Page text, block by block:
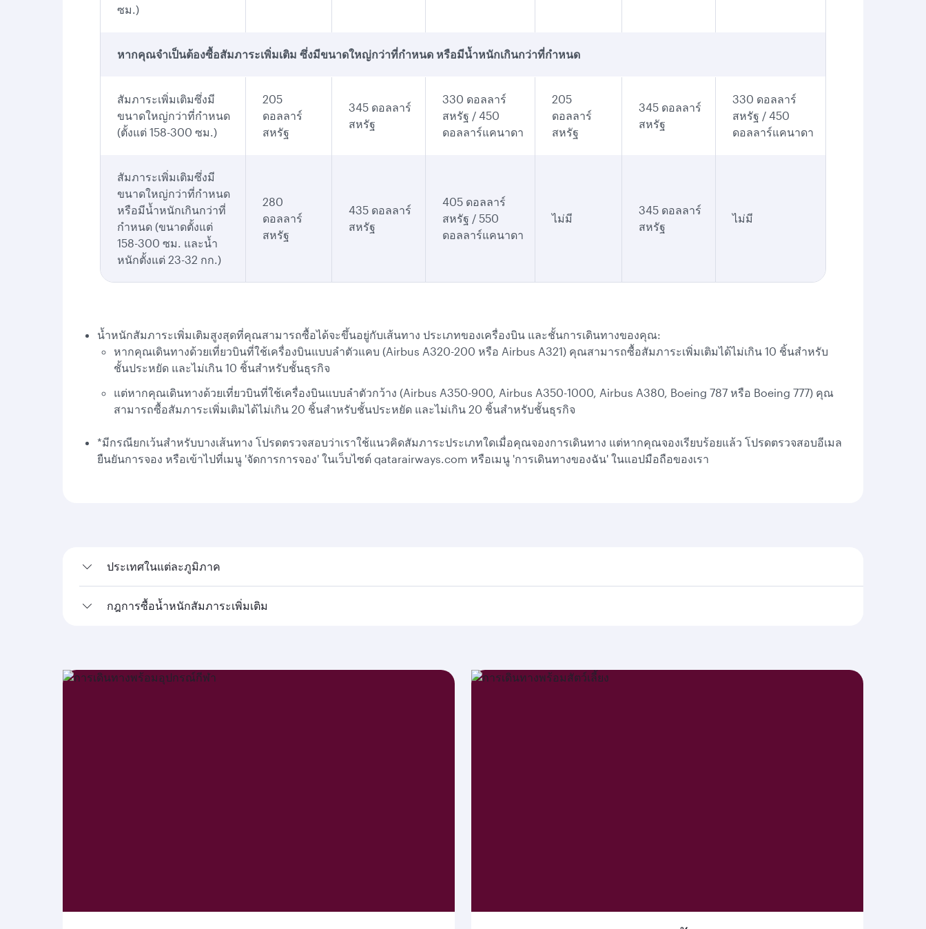
ซม.)
หากคุณจำเป็นต้องซื้อสัมภาระเพิ่มเติม ซึ่งมีขนาดใหญ่กว่าที่กำหนด หรือมีน้ำหนักเกินกว่าที่กำหนด
สัมภาระเพิ่มเติมซึ่งมี
ขนาดใหญ่กว่าที่กำหนด
(ตั้งแต่ 158-300 ซม.)
205
ดอลลาร์
สหรัฐ
345 ดอลลาร์
สหรัฐ
330 ดอลลาร์
สหรัฐ / 450
ดอลลาร์แคนาดา
205
ดอลลาร์
สหรัฐ
345 ดอลลาร์
สหรัฐ
330 ดอลลาร์
สหรัฐ / 450
ดอลลาร์แคนาดา
สัมภาระเพิ่มเติมซึ่งมี
ขนาดใหญ่กว่าที่กำหนด
หรือมีน้ำหนักเกินกว่าที่
กำหนด (ขนาดตั้งแต่
158-300 ซม. และน้ำ
หนักตั้งแต่ 23-32 กก.)
280
ดอลลาร์
สหรัฐ
435 ดอลลาร์
สหรัฐ
405 ดอลลาร์
สหรัฐ / 550
ดอลลาร์แคนาดา
ไม่มี
345 ดอลลาร์
สหรัฐ
ไม่มี
น้ำหนักสัมภาระเพิ่มเติมสูงสุดที่คุณสามารถซื้อได้จะขึ้นอยู่กับเส้นทาง ประเภทของเครื่องบิน และชั้นการเดินทางของคุณ:
หากคุณเดินทางด้วยเที่ยวบินที่ใช้เครื่องบินแบบลำตัวแคบ (Airbus A320-200 หรือ Airbus A321) คุณสามารถซื้อสัมภาระเพิ่มเติมได้ไม่เกิน 10 ชิ้นสำหรับ
ชั้นประหยัด และไม่เกิน 10 ชิ้นสำหรับชั้นธุรกิจ
แต่หากคุณเดินทางด้วยเที่ยวบินที่ใช้เครื่องบินแบบลำตัวกว้าง (Airbus A350-900, Airbus A350-1000, Airbus A380, Boeing 787 หรือ Boeing 777) คุณ
สามารถซื้อสัมภาระเพิ่มเติมได้ไม่เกิน 20 ชิ้นสำหรับชั้นประหยัด และไม่เกิน 20 ชิ้นสำหรับชั้นธุรกิจ
*มีกรณียกเว้นสำหรับบางเส้นทาง โปรดตรวจสอบว่าเราใช้แนวคิดสัมภาระประเภทใดเมื่อคุณจองการเดินทาง แต่หากคุณจองเรียบร้อยแล้ว โปรดตรวจสอบอีเมล
ยืนยันการจอง หรือเข้าไปที่เมนู 'จัดการการจอง' ในเว็บไซต์ qatarairways.com หรือเมนู 'การเดินทางของฉัน' ในแอปมือถือของเรา
ประเทศในแต่ละภูมิภาค
กฎการซื้อน้ำหนักสัมภาระเพิ่มเติม